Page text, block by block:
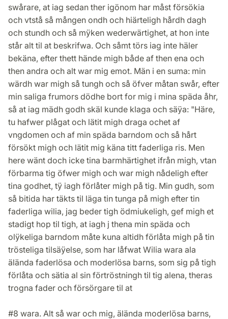
swårare, at iag sedan ther igönom har måst försökia
och vtstå så mången ondh och hiärteligh hårdh dagh
och stundh och så mÿken wederwärtighet, at hon inte
står alt til at beskrifwa. Och såmt törs iag inte häler
bekäna, efter thett hände migh både af then ena och
then andra och alt war mig emot. Män i en suma: min
wärdh war migh så tungh och så öfver måtan swår, efter
min saliga frumors dödhe bort for mig i mina späda åhr,
så at iag mädh godh skäl kunde klaga och säÿa: "Häre,
tu hafwer plågat och lätit migh draga ochet af
vngdomen och af min späda barndom och så hårt
försökt migh och lätit mig käna titt faderliga ris. Men
here wänt doch icke tina barmhärtighet ifrån migh, vtan
förbarma tig öfwer migh och war migh nådeligh efter
tina godhet, tÿ iagh förlåter migh på tig. Min gudh, som
så bitida har täkts til läga tin tunga på migh efter tin
faderliga wilia, jag beder tigh ödmiukeligh, gef migh et
stadigt hop til tigh, at iagh j thena min späda och
olÿkeliga barndom måte kuna altidh förlåta migh på tin
trösteliga tilsäÿelse, som har låfwat Wilia wara ala
älända faderlösa och moderlösa barns, som sig på tigh
förlåta och sätia al sin förtröstningh til tig alena, theras
trogna fader och försörgare til at
#8 wara. Alt så war och mig, älända moderlösa barns,